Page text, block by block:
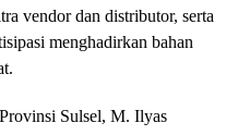
vendor dan distributor, serta
menghadirkan bahan
Sulsel, M. Ilyas